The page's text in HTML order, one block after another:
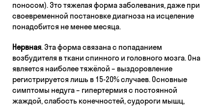
поносом). Это тяжелая форма заболевания, даже при
своевременной постановке диагноза на исцеление
понадобится не менее месяца.
Нервная. Эта форма связана с попаданием
возбудителя в ткани спинного и головного мозга. Она
является наиболее тяжёлой – выздоровление
регистрируется лишь в 15-20% случаев. Основные
симптомы недуга – гипертермия с постоянной
жаждой, слабость конечностей, судороги мышц,